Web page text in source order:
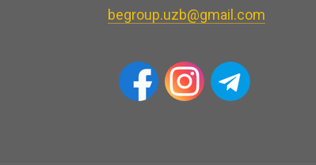
begroup.uzb@gmail.com